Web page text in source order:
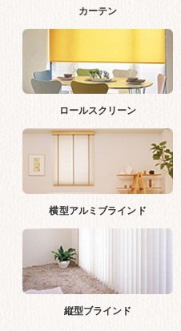
カーテン
ロールスクリーン
横型アルミブラインド
縦型ブラインド